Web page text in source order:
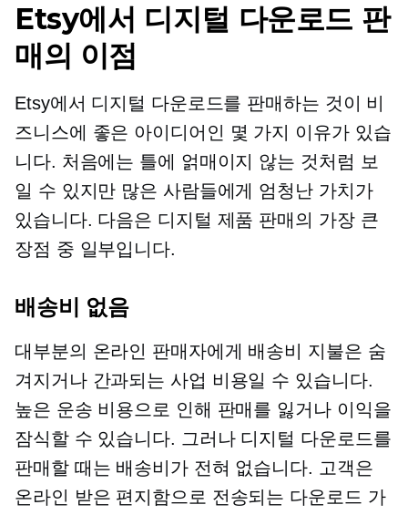
Etsy에서 디지털 다운로드 판
매의 이점
Etsy에서 디지털 다운로드를 판매하는 것이 비
즈니스에 좋은 아이디어인 몇 가지 이유가 있습
니다. 처음에는 틀에 얽매이지 않는 것처럼 보
일 수 있지만 많은 사람들에게 엄청난 가치가
있습니다. 다음은 디지털 제품 판매의 가장 큰
장점 중 일부입니다.
배송비 없음
대부분의 온라인 판매자에게 배송비 지불은 숨
겨지거나 간과되는 사업 비용일 수 있습니다.
높은 운송 비용으로 인해 판매를 잃거나 이익을
잠식할 수 있습니다. 그러나 디지털 다운로드를
판매할 때는 배송비가 전혀 없습니다. 고객은
온라인 받은 편지함으로 전송되는 다운로드 가